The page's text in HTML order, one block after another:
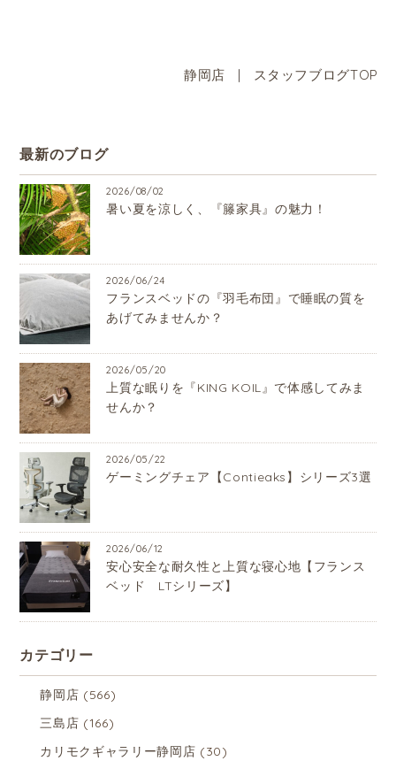
静岡店 | スタッフブログTOP
最新のブログ
2026/08/02
暑い夏を涼しく、『籐家具』の魅力！
2026/06/24
フランスベッドの『羽毛布団』で睡眠の質を
あげてみませんか？
2026/05/20
上質な眠りを『KING KOIL』で体感してみま
せんか？
2026/05/22
ゲーミングチェア【Contieaks】シリーズ3選
2026/06/12
安心安全な耐久性と上質な寝心地【フランス
ベッド LTシリーズ】
カテゴリー
静岡店 (566)
三島店 (166)
カリモクギャラリー静岡店 (30)